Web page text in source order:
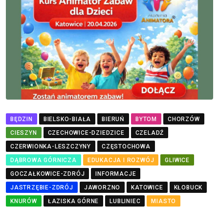
BĘDZIN BIELSKO-BIAŁA BIERUŃ BYTOM
CHORZÓW
CIESZYN
CZECHOWICE-DZIEDZICE
CZELADŹ
CZERWIONKA-LESZCZYNY
CZĘSTOCHOWA
DĄBROWA GÓRNICZA
EDUKACJA I ROZWÓJ
GLIWICE
GOCZAŁKOWICE-ZDRÓJ
INFORMACJE
JASTRZĘBIE-ZDRÓJ
JAWORZNO KATOWICE
KŁOBUCK
KNURÓW
ŁAZISKA GÓRNE LUBLINIEC
MIASTO